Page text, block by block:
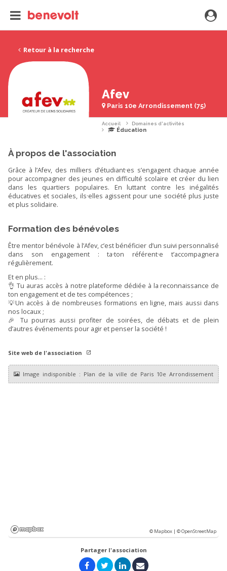
Retour à la recherche
Afev
Paris 10e Arrondissement (75)
Accueil Domaines d'activités
Éducation
À propos de l'association
Grâce à l’Afev, des milliers d’étudiant·es s’engagent chaque année
pour accompagner des jeunes en difficulté scolaire et créer du lien
dans les quartiers populaires. En luttant contre les inégalités
éducatives et sociales, ils·elles agissent pour une société plus juste
et plus solidaire.
Formation des bénévoles
Être mentor bénévole à l’Afev, c’est bénéficier d’un suivi personnalisé
dans son engagement : ta·ton référent·e t’accompagnera
régulièrement.
Et en plus… :
👌 Tu auras accès à notre plateforme dédiée à la reconnaissance de
ton engagement et de tes compétences ;
💡Un accès à de nombreuses formations en ligne, mais aussi dans
nos locaux ;
🎉 Tu pourras aussi profiter de soirées, de débats et de plein
d’autres événements pour agir et penser la société !
Site web de l'association
© Mapbox |© OpenStreetMap
Partager l'association